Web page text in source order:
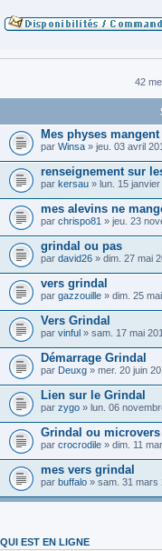
42
Mes physes
par Winsa » jeu. 03 avril
renseignement sur
par kersau » lun. 15
mes alevins ne
par chrispo81 » jeu. 23
grindal ou pas
par david26 » dim. 27 mai
vers grindal
par gazzouille » dim. 25
Vers Grindal
par vinful » sam. 17 mai
Démarrage Grindal
par Deuxg » mer. 20 juin
Lien sur le Grindal
par zygo » lun. 06
Grindal ou
par crocrodile » dim. 11
mes vers grindal
par buffalo » sam. 31 mars
QUI EST EN LIGNE